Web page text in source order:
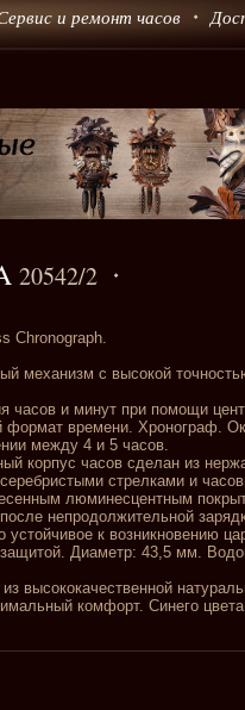
и ремонт часов
20542/2
Chronograph.
механизм с высокой
часов и минут при помощи
формат времени. Хронограф.
между 4 и 5 часов.
корпус часов сделан из
стрелками и
люминесцентным
непродолжительной
устойчивое к возникновению
Диаметр: 43,5 мм.
высококачественной
комфорт. Синего цвета.